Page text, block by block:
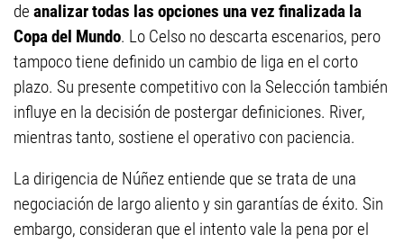
de analizar todas las opciones una vez finalizada la
Copa del Mundo. Lo Celso no descarta escenarios, pero
tampoco tiene definido un cambio de liga en el corto
plazo. Su presente competitivo con la Selección también
influye en la decisión de postergar definiciones. River,
mientras tanto, sostiene el operativo con paciencia.
La dirigencia de Núñez entiende que se trata de una
negociación de largo aliento y sin garantías de éxito. Sin
embargo, consideran que el intento vale la pena por el